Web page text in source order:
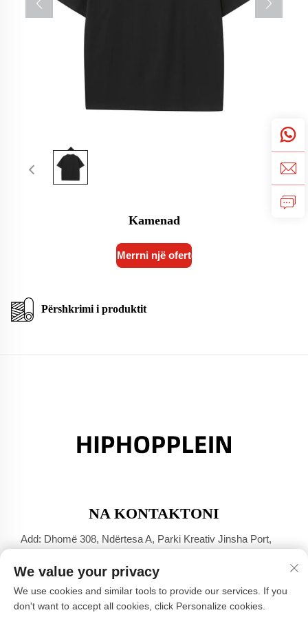
Kamenad
Merrni një ofertë
Përshkrimi i produktit
NA KONTAKTONI
Add: Dhomë 308, Ndërtesa A, Parki Kreativ Jinsha Port,
Tel: +86-17304049586
E-mail:[email protected]
We value your privacy
We use cookies and similar tools to provide our services. If you
don't want to accept all cookies, click Personalize cookies.